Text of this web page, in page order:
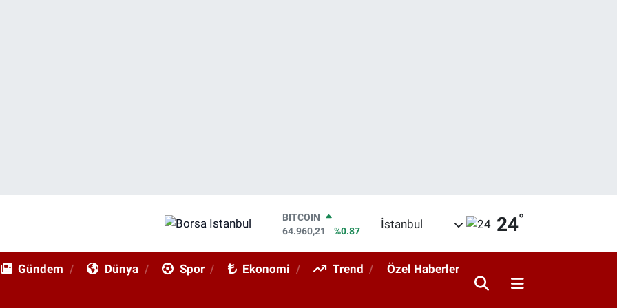
BITCOIN
64.960,21
%0.87
EURO
İstanbul 24°
Gündem Dünya Spor Ekonomi Trend Özel Haberler